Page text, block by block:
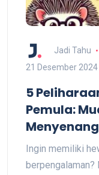
Jadi Tahu
21 Desember 2024
5
Pemula:
Ingin memiliki
berpengalaman?